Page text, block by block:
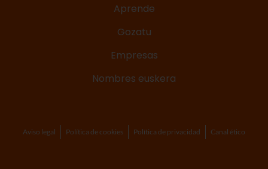
Aprende
Gozatu
Empresas
Nombres euskera
Aviso legal Política de cookies Política de privacidad Canal ético